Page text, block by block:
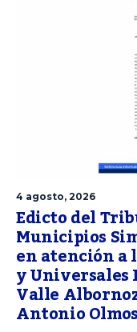
4 agosto, 2026
Edicto del
Municipios
en atención a
y Universales
Valle
Antonio Olmos